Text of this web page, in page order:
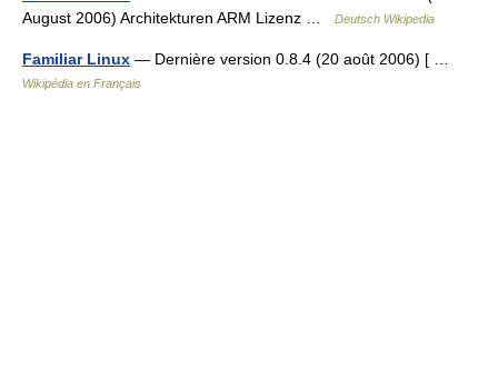
August 2006) Architekturen ARM Lizenz …
Deutsch Wikipedia
Familiar Linux — Dernière version 0.8.4 (20 août 2006) [ …
Wikipédia en Français